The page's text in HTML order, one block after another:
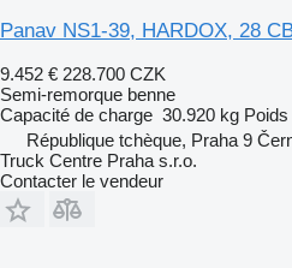
Panav NS1-39, HARDOX, 28
9.452 € 228.700 CZK
Semi-remorque benne
Capacité de charge 30.920 kg
République tchèque, Praha 9
Truck Centre Praha s.r.o.
Contacter le vendeur